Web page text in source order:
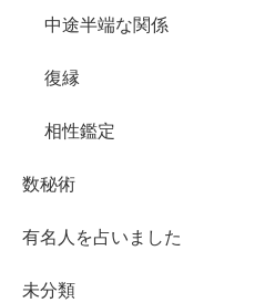
中途半端な関係
復縁
相性鑑定
数秘術
有名人を占いました
未分類